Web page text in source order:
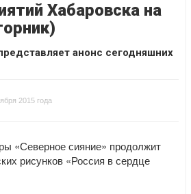
Хабаровска на
анонс сегодняшних
2015 года
«Северное сияние» продолжит
рисунков «Россия в сердце